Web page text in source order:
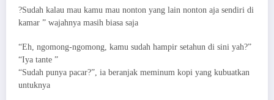
?Sudah kalau mau kamu mau nonton yang lain nonton aja sendiri di
kamar ” wajahnya masih biasa saja
“Eh, ngomong-ngomong, kamu sudah hampir setahun di sini yah?”
“Iya tante ”
“Sudah punya pacar?”, ia beranjak meminum kopi yang kubuatkan
untuknya